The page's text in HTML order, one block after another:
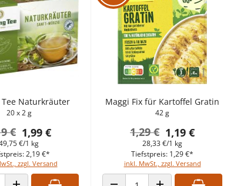
Naturkräuter
20 x 2 g
1,99 €
€
€/1 kg
zzgl. Versand
2,19 €*
Maggi Fix für Kartoffel Gratin
42 g
1,19 €
1,29 €
28,33 €/1 kg
inkl. MwSt., zzgl. Versand
Tiefstpreis: 1,29 €*